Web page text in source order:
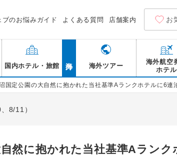
ブのお悩みガイド よくある質問 店舗案内 お
国内ホテル・旅館 海外ツアー
海外航空
ホテル
国定公園の大自然に抱かれた当社基準Aランクホテルに6連
8/11）
然に抱かれた当社基準Aランク